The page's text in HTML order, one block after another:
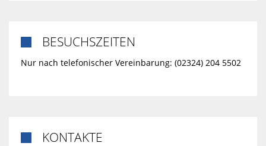
 BESUCHSZEITEN
Nur nach telefonischer Vereinbarung: (02324) 204 5502
 KONTAKTE